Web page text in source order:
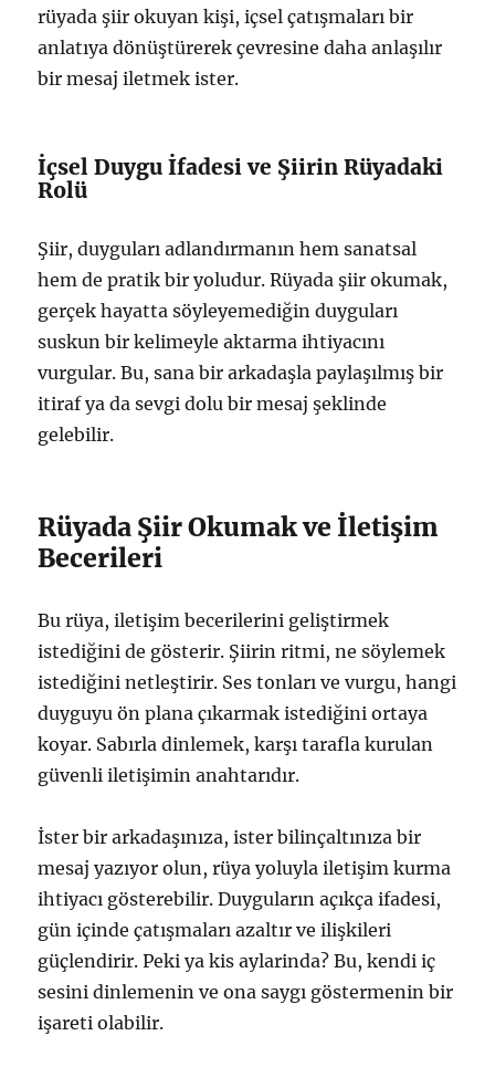
rüyada şiir okuyan kişi, içsel çatışmaları bir
anlatıya dönüştürerek çevresine daha anlaşılır
bir mesaj iletmek ister.
İçsel Duygu İfadesi ve Şiirin Rüyadaki
Rolü
Şiir, duyguları adlandırmanın hem sanatsal
hem de pratik bir yoludur. Rüyada şiir okumak,
gerçek hayatta söyleyemediğin duyguları
suskun bir kelimeyle aktarma ihtiyacını
vurgular. Bu, sana bir arkadaşla paylaşılmış bir
itiraf ya da sevgi dolu bir mesaj şeklinde
gelebilir.
Rüyada Şiir Okumak ve İletişim
Becerileri
Bu rüya, iletişim becerilerini geliştirmek
istediğini de gösterir. Şiirin ritmi, ne söylemek
istediğini netleştirir. Ses tonları ve vurgu, hangi
duyguyu ön plana çıkarmak istediğini ortaya
koyar. Sabırla dinlemek, karşı tarafla kurulan
güvenli iletişimin anahtarıdır.
İster bir arkadaşınıza, ister bilinçaltınıza bir
mesaj yazıyor olun, rüya yoluyla iletişim kurma
ihtiyacı gösterebilir. Duyguların açıkça ifadesi,
gün içinde çatışmaları azaltır ve ilişkileri
güçlendirir. Peki ya kis aylarinda? Bu, kendi iç
sesini dinlemenin ve ona saygı göstermenin bir
işareti olabilir.